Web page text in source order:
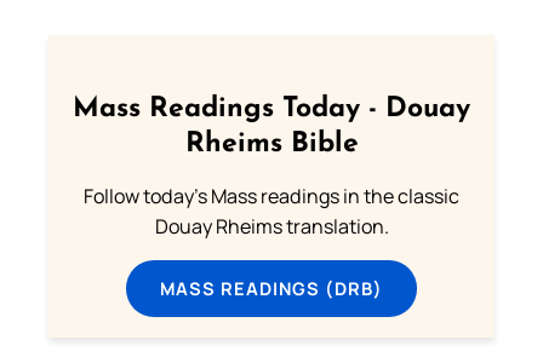
Mass Readings Today - Douay
Rheims Bible
Follow today's Mass readings in the classic
Douay Rheims translation.
MASS READINGS (DRB)